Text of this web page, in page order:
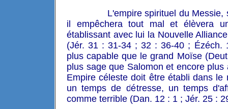
L'empire spirituel du
il empêchera tout mal et élèvera
établissant avec lui la Nouvelle
(Jér. 31 : 31-34 ; 32 : 36-40 ;
plus capable que le grand Moïse
plus sage que Salomon et encore
Empire céleste doit être établi dans
un temps de détresse, un temps
comme terrible (Dan. 12 : 1 ; Jér. 25 :